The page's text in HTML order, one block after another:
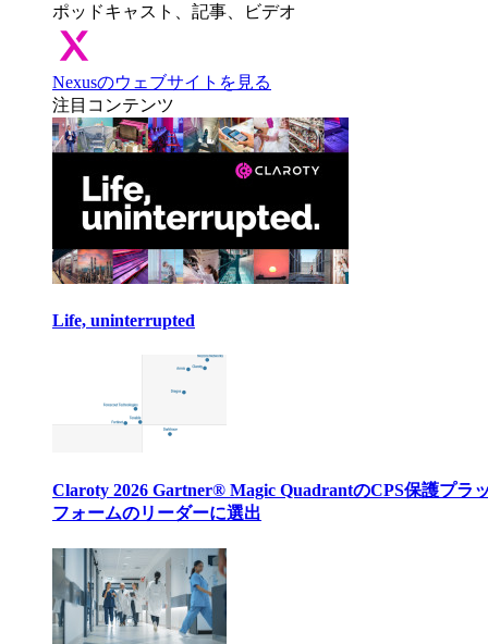
ポッドキャスト、記事、ビデオ
Nexusのウェブサイトを見る
注目コンテンツ
Life, uninterrupted
Claroty 2026 Gartner® Magic QuadrantのCPS保護プラ
フォームのリーダーに選出